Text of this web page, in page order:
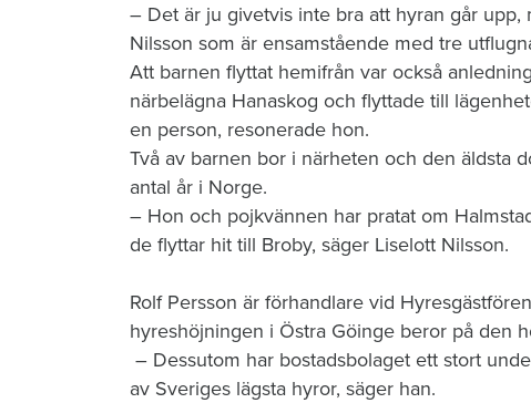
– Det är ju givetvis inte bra att hyran går
Nilsson som är ensamstående med tre
Att barnen flyttat hemifrån var också
närbelägna Hanaskog och flyttade till
en person, resonerade hon.
Två av barnen bor i närheten och den äldsta
antal år i Norge.
– Hon och pojkvännen har pratat om
de flyttar hit till Broby, säger Liselott Nilsson.
Rolf Persson är förhandlare vid
hyreshöjningen i Östra Göinge beror på den
– Dessutom har bostadsbolaget ett stort
av Sveriges lägsta hyror, säger han.